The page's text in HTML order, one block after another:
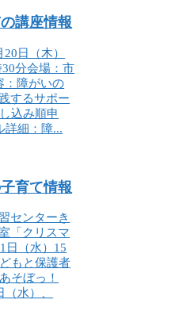
講座情報
日（木）
分会場：市
：障がいの
するサポー
込み順申
詳細：障...
子育て情報
センターき
「クリスマ
日（水）15
もと保護者
そぼっ！
水）、